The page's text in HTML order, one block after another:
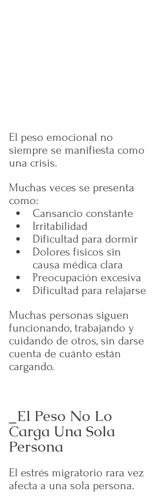
El peso emocional no
siempre se manifiesta como
una crisis.
Muchas veces se presenta
como:
Cansancio constante
Irritabilidad
Dificultad para dormir
Dolores físicos sin
causa médica clara
Preocupación excesiva
Dificultad para relajarse
Muchas personas siguen
funcionando, trabajando y
cuidando de otros, sin darse
cuenta de cuánto están
cargando.
_El Peso No Lo
Carga Una Sola
Persona
El estrés migratorio rara vez
afecta a una sola persona.